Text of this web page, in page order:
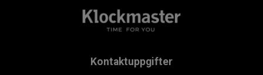
Kontaktuppgifter